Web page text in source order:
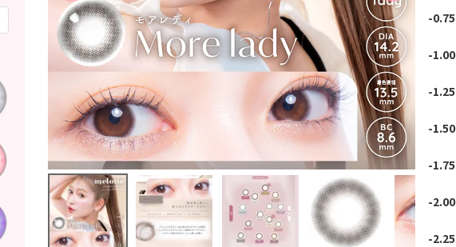
-0.75
-1.00
-1.25
-1.50
-1.75
-2.00
-2.25